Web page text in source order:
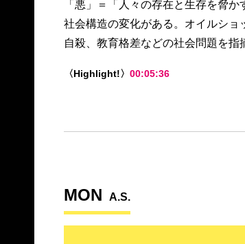
「悪」＝「人々の存在と生存を脅
社会構造の変化がある。オイルショ
自殺、教育格差などの社会問題を指
〈Highlight!〉 00:05:36
MON A.S.